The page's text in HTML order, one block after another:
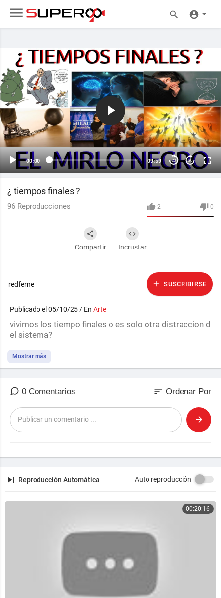
00:00 09:59 20 20
¿ tiempos finales ?
2 0
96 Reproducciones
Compartir Incrustar
redferne SUSCRIBIRSE
Publicado el 05/10/25 / En Arte
vivimos los tiempo finales o es solo otra distraccion d
el sistema?
Mostrar más
0 Comentarios sort Ordenar Por
Reproducción Automática Auto reproducción
00:20:16